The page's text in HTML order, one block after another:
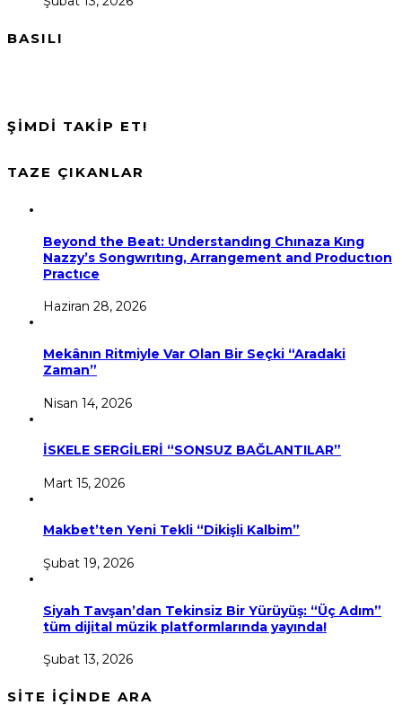
BASILI
ŞİMDİ TAKİP ET!
TAZE ÇIKANLAR
Beyond the Beat: Understandıng Chınaza Kıng
Nazzy’s Songwrıtıng, Arrangement and Productıon
Practıce
Haziran 28, 2026
Mekânın Ritmiyle Var Olan Bir Seçki “Aradaki
Zaman”
Nisan 14, 2026
İSKELE SERGİLERİ “SONSUZ BAĞLANTILAR”
Mart 15, 2026
Makbet’ten Yeni Tekli “Dikişli Kalbim”
Şubat 19, 2026
Siyah Tavşan’dan Tekinsiz Bir Yürüyüş: “Üç Adım”
tüm dijital müzik platformlarında yayında!
Şubat 13, 2026
SİTE İÇİNDE ARA